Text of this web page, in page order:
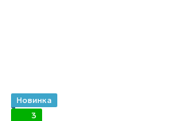
Новинка
3